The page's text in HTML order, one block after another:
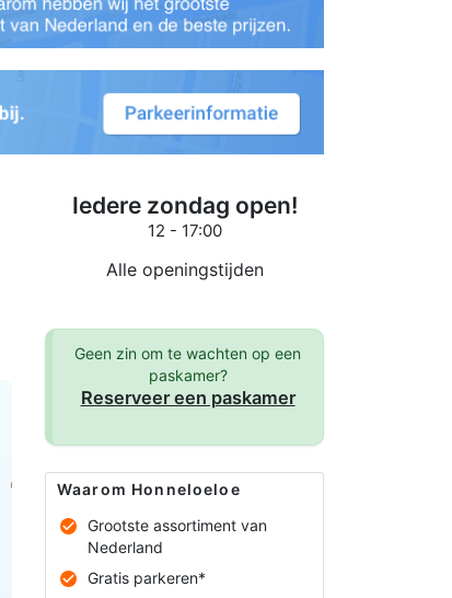
Iedere zondag open!
12 - 17:00
Alle openingstijden
Geen zin om te wachten op een
paskamer?
Reserveer een paskamer
Waarom Honneloeloe
Grootste assortiment van
Nederland
Gratis parkeren*